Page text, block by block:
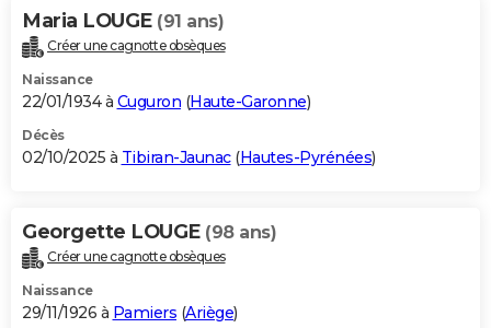
Maria LOUGE (91 ans)
Créer une cagnotte obsèques
Naissance
22/01/1934 à Cuguron (Haute-Garonne)
Décès
02/10/2025 à Tibiran-Jaunac(Hautes-Pyrénées)
Georgette LOUGE (98 ans)
Créer une cagnotte obsèques
Naissance
29/11/1926 à Pamiers (Ariège)